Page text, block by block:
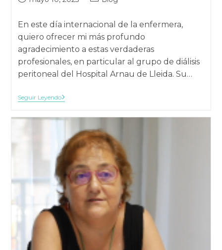
publicación:
En este día internacional de la enfermera,
quiero ofrecer mi más profundo
agradecimiento a estas verdaderas
profesionales, en particular al grupo de diálisis
peritoneal del Hospital Arnau de Lleida. Su…
Seguir LeyendoDia
La
Enfermería